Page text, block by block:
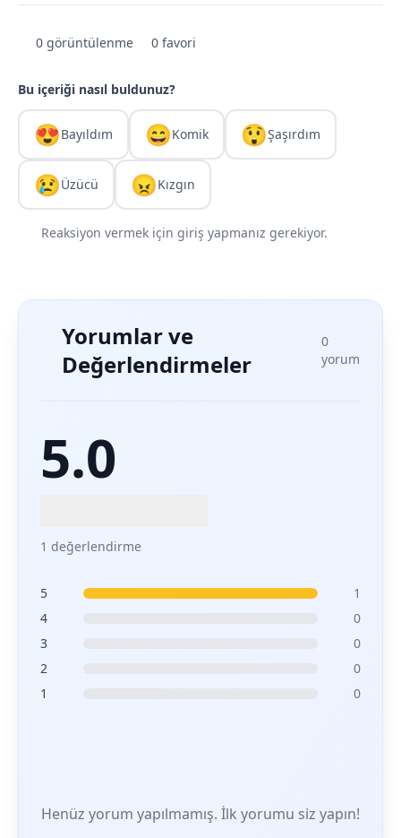
0 görüntülenme 0 favori
Bu içeriği nasıl buldunuz?
😍Bayıldım 😄Komik 😲Şaşırdım
😢Üzücü 😠Kızgın
Reaksiyon vermek için giriş yapmanız gerekiyor.
Yorumlar ve
Değerlendirmeler
0
yorum
5.0
1 değerlendirme
5
1
4
0
3
0
2
0
1
0
Henüz yorum yapılmamış. İlk yorumu siz yapın!